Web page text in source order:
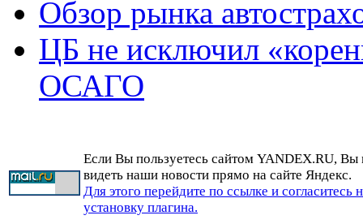
Обзор рынка
ЦБ не исключил
ОСАГО
Если Вы пользуетесь сайтом YANDEX.RU, Вы
видеть наши новости прямо на сайте Яндекс.
Для этого перейдите по ссылке и согласитесь
установку плагина.